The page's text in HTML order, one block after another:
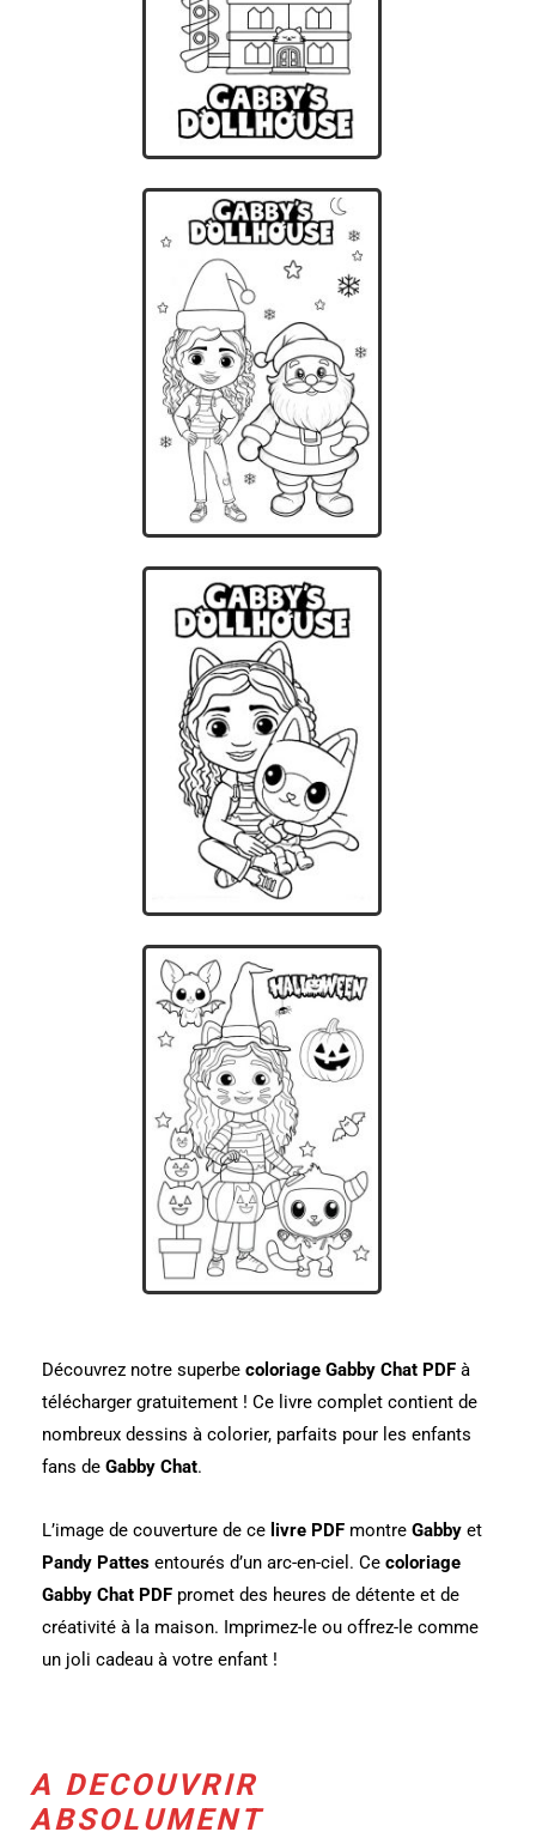
Découvrez notre superbe coloriage Gabby Chat PDF à
télécharger gratuitement ! Ce livre complet contient de
nombreux dessins à colorier, parfaits pour les enfants
fans de Gabby Chat.
L’image de couverture de ce livre PDF montre Gabby et
Pandy Pattes entourés d’un arc-en-ciel. Ce coloriage
Gabby Chat PDF promet des heures de détente et de
créativité à la maison. Imprimez-le ou offrez-le comme
un joli cadeau à votre enfant !
A DECOUVRIR
ABSOLUMENT